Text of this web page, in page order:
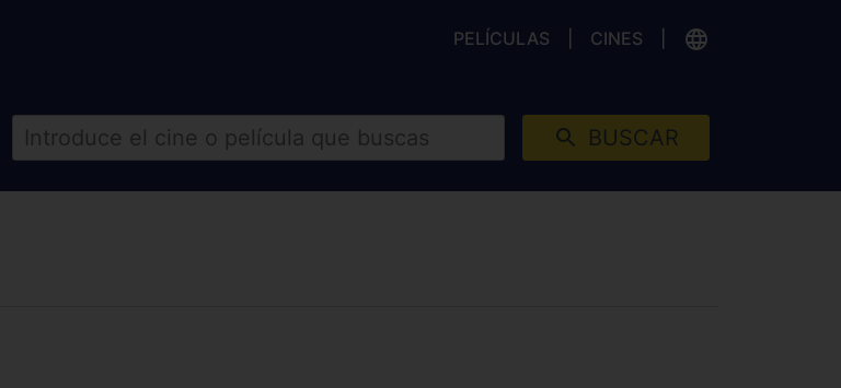
PELÍCULAS CINES
BUSCAR